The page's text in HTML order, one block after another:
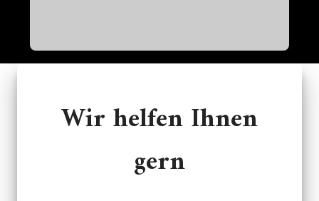
Wir helfen Ihnen
gern